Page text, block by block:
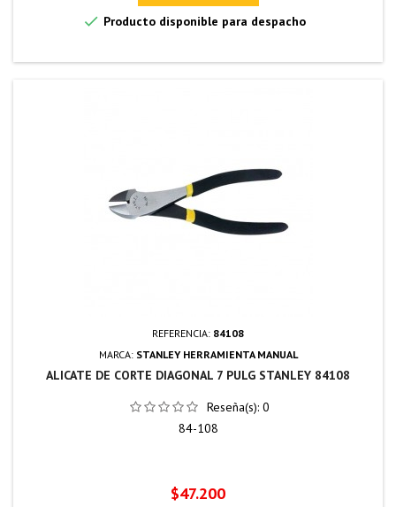
 Producto disponible para despacho
REFERENCIA: 84108
MARCA: STANLEY HERRAMIENTA MANUAL
ALICATE DE CORTE DIAGONAL 7 PULG STANLEY 84108
Reseña(s): 0
84-108
Precio
$47.200